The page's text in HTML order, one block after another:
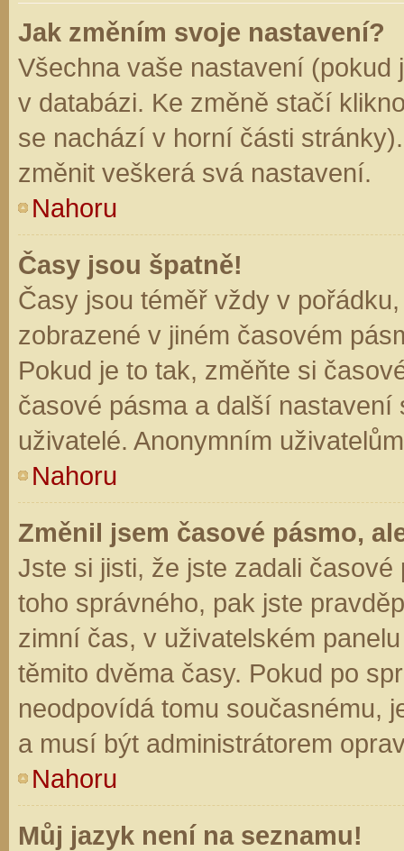
Jak změním svoje nastavení?
Všechna vaše nastavení (pokud
v databázi. Ke změně stačí
se nachází v horní části
změnit veškerá svá nastavení.
Nahoru
Časy jsou špatně!
Časy jsou téměř vždy v
zobrazené v jiném časovém
Pokud je to tak, změňte si
časové pásma a další
uživatelé. Anonymním
Nahoru
Změnil jsem časové pásmo,
Jste si jisti, že jste zadali
toho správného, pak jste
zimní čas, v uživatelském
těmito dvěma časy. Pokud po
neodpovídá tomu současnému,
a musí být administrátorem
Nahoru
Můj jazyk není na seznamu!